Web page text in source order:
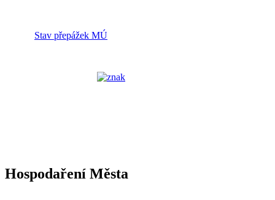
Stav přepážek MÚ
Hospodaření Města